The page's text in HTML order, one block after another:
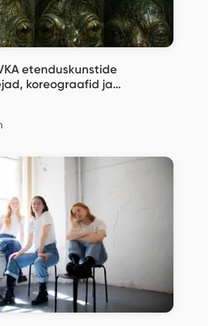
etenduskunstide
koreograafid ja